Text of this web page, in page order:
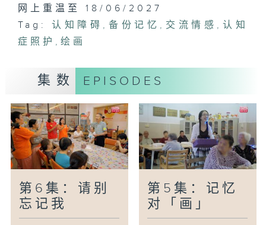
网上重温至 18/06/2027
Tag:
认知障碍 , 备份记忆 , 交流情感 , 认知
症照护 ,绘画
集数 EPISODES
第6集：请别
忘记我
第5集：记忆
对「画」